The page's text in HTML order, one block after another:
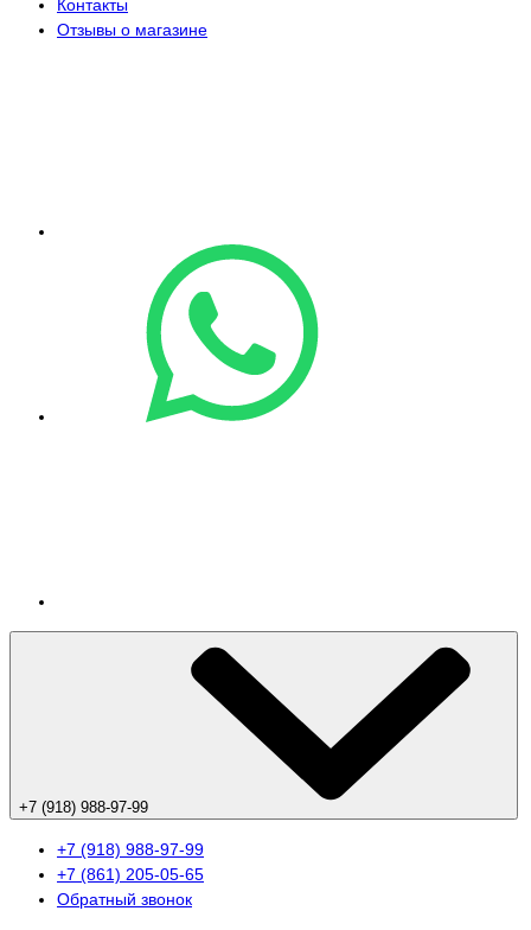
Контакты
Отзывы о магазине
+7 (918) 988-97-99
+7 (918) 988-97-99
+7 (861) 205-05-65
Обратный звонок